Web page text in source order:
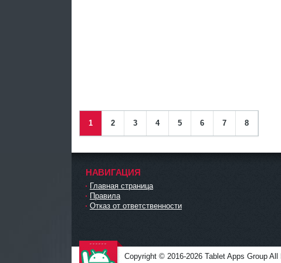
1 2 3 4 5 6 7 8
НАВИГАЦИЯ
Главная страница
Правила
Отказ от ответственности
Copyright © 2016-2026 Tablet Apps Group All